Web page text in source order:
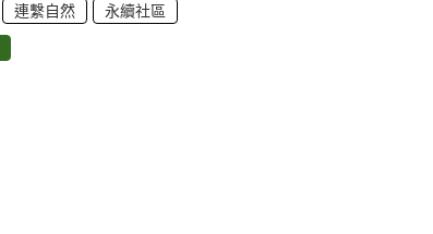
連繫自然
永續社區